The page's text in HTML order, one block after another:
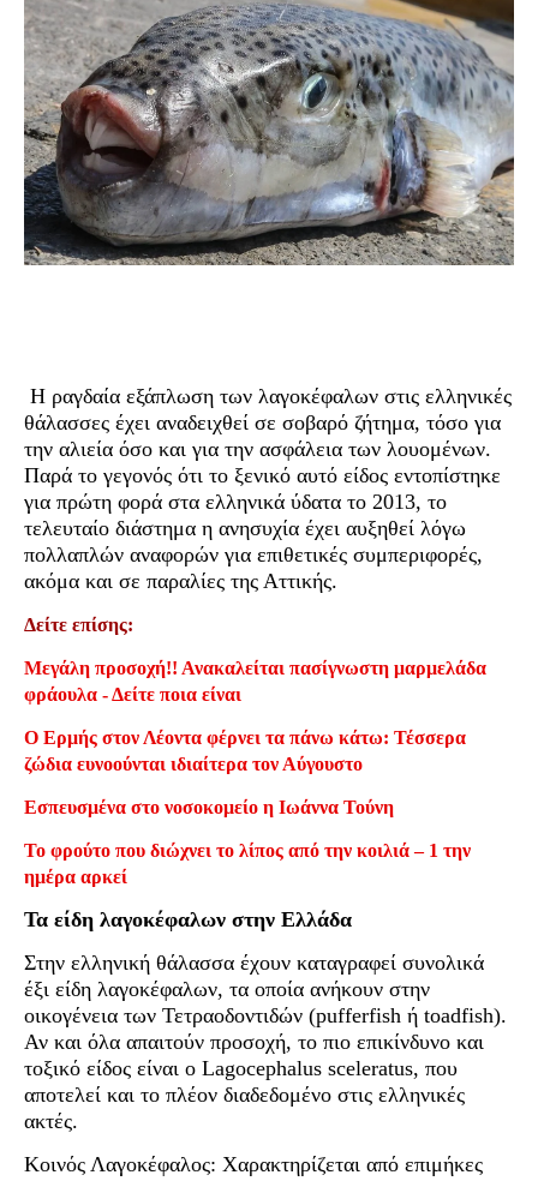
Η ραγδαία εξάπλωση των λαγοκέφαλων στις ελληνικές
θάλασσες έχει αναδειχθεί σε σοβαρό ζήτημα, τόσο για
την αλιεία όσο και για την ασφάλεια των λουομένων.
Παρά το γεγονός ότι το ξενικό αυτό είδος εντοπίστηκε
για πρώτη φορά στα ελληνικά ύδατα το 2013, το
τελευταίο διάστημα η ανησυχία έχει αυξηθεί λόγω
πολλαπλών αναφορών για επιθετικές συμπεριφορές,
ακόμα και σε παραλίες της Αττικής.
Δείτε επίσης:
Μεγάλη προσοχή!! Ανακαλείται πασίγνωστη μαρμελάδα
φράουλα - Δείτε ποια είναι
Ο Ερμής στον Λέοντα φέρνει τα πάνω κάτω: Τέσσερα
ζώδια ευνοούνται ιδιαίτερα τον Αύγουστο
Εσπευσμένα στο νοσοκομείο η Ιωάννα Τούνη
Το φρούτο που διώχνει το λίπος από την κοιλιά – 1 την
ημέρα αρκεί
Τα είδη λαγοκέφαλων στην Ελλάδα
Στην ελληνική θάλασσα έχουν καταγραφεί συνολικά
έξι είδη λαγοκέφαλων, τα οποία ανήκουν στην
οικογένεια των Τετραοδοντιδών (pufferfish ή toadfish).
Αν και όλα απαιτούν προσοχή, το πιο επικίνδυνο και
τοξικό είδος είναι ο Lagocephalus sceleratus, που
αποτελεί και το πλέον διαδεδομένο στις ελληνικές
ακτές.
Κοινός Λαγοκέφαλος: Χαρακτηρίζεται από επιμήκες